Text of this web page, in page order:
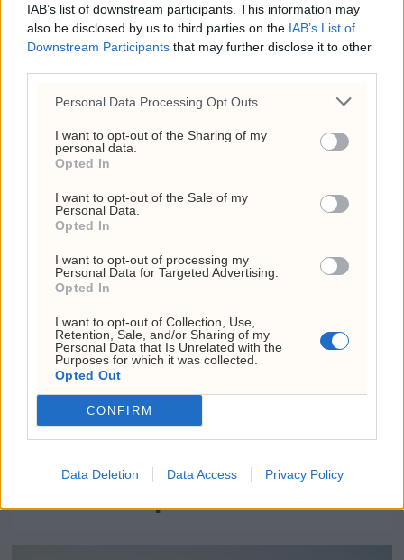
IAB’s list of downstream participants. This information may
also be disclosed by us to third parties on the IAB’s List of
Downstream Participants that may further disclose it to other
Personal Data Processing Opt Outs
I want to opt-out of the Sharing of my
personal data.
Opted In
I want to opt-out of the Sale of my
Personal Data.
Opted In
I want to opt-out of processing my
Personal Data for Targeted Advertising.
Opted In
I want to opt-out of Collection, Use,
Retention, Sale, and/or Sharing of my
Personal Data that Is Unrelated with the
Purposes for which it was collected.
Opted Out
CONFIRM
Data Deletion Data Access Privacy Policy
Sprekker funnet i nær
500 Boeing-fly
Nordic Mining varsler
akutt pengebesvær –